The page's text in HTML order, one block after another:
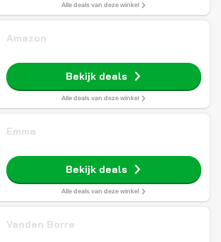
Alle deals van deze winkel
Amazon
Bekijk deals
Alle deals van deze winkel
Emma
Bekijk deals
Alle deals van deze winkel
Vanden Borre